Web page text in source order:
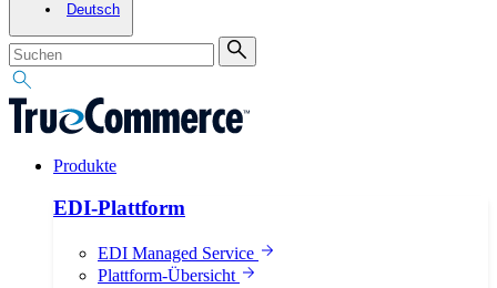
Deutsch
Produkte
EDI-Plattform
EDI Managed Service
Plattform-Übersicht